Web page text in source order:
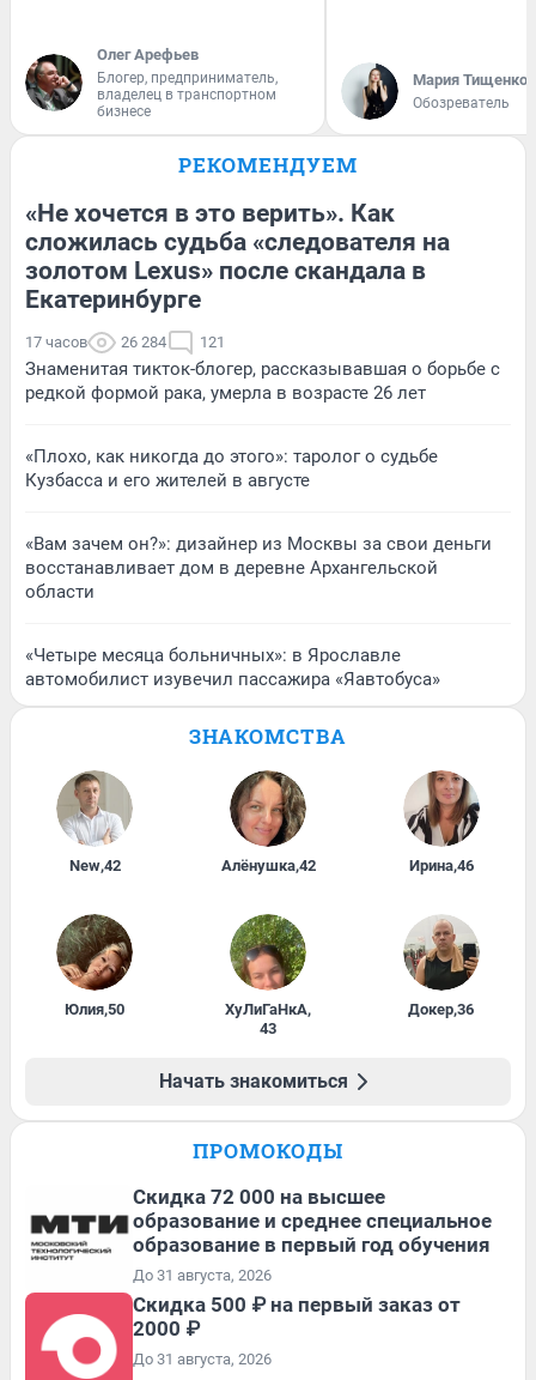
Олег Арефьев
Блогер, предприниматель,
владелец в транспортном
бизнесе
Мария Тищенко
Обозреватель
РЕКОМЕНДУЕМ
«Не хочется в это верить». Как
сложилась судьба «следователя на
золотом Lexus» после скандала в
Екатеринбурге
17 часов 26 284 121
Знаменитая тикток-блогер, рассказывавшая о борьбе с
редкой формой рака, умерла в возрасте 26 лет
«Плохо, как никогда до этого»: таролог о судьбе
Кузбасса и его жителей в августе
«Вам зачем он?»: дизайнер из Москвы за свои деньги
восстанавливает дом в деревне Архангельской
области
«Четыре месяца больничных»: в Ярославле
автомобилист изувечил пассажира «Яавтобуса»
ЗНАКОМСТВА
New,42 Алёнушка,42 Ирина,46
Юлия,50 ХуЛиГаНкА,
43
Докер,36
Начать знакомиться
ПРОМОКОДЫ
Скидка 72 000 на высшее
образование и среднее специальное
образование в первый год обучения
До 31 августа, 2026
Скидка 500 ₽ на первый заказ от
2000 ₽
До 31 августа, 2026